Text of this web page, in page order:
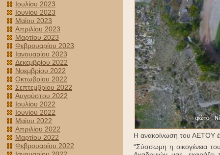
Ιουλίου 2023
Ιουνίου 2023
Μαΐου 2023
Απριλίου 2023
Μαρτίου 2023
Φεβρουαρίου 2023
Ιανουαρίου 2023
Δεκεμβρίου 2022
Νοεμβρίου 2022
Οκτωβρίου 2022
Σεπτεμβρίου 2022
Αυγούστου 2022
Ιουλίου 2022
Ιουνίου 2022
Μαΐου 2022
Απριλίου 2022
Μαρτίου 2022
Φεβρουαρίου 2022
Η ανακοίνωση του ΑΕΤΟΥ
“Σύσσωμη η οικογένεια